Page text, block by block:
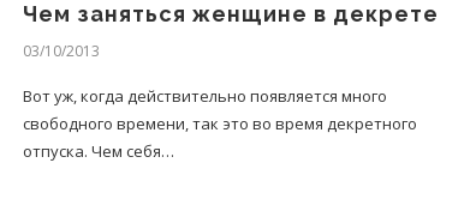
Чем заняться женщине в декрете
03/10/2013
Вот уж, когда действительно появляется много
свободного времени, так это во время декретного
отпуска. Чем себя…